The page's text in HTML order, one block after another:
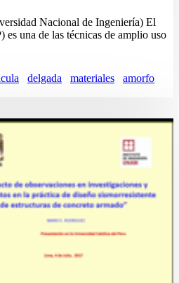
Nacional de Ingeniería) El
una de las técnicas de amplio uso
delgada materiales
amorfo